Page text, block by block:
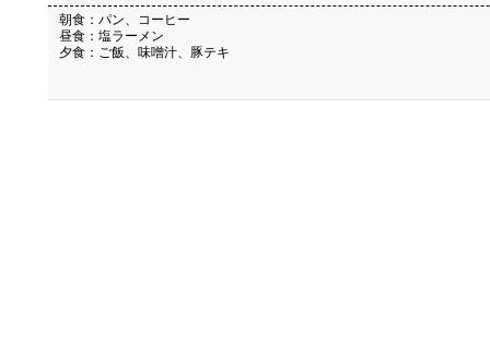
朝食：パン、コーヒー
昼食：塩ラーメン
夕食：ご飯、味噌汁、豚テキ